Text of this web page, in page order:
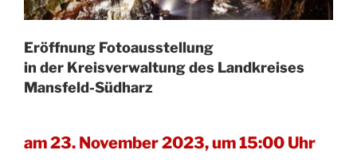
Eröffnung Fotoausstellung
in der Kreisverwaltung des Landkreises
Mansfeld-Südharz
am 23. November 2023, um 15:00 Uhr